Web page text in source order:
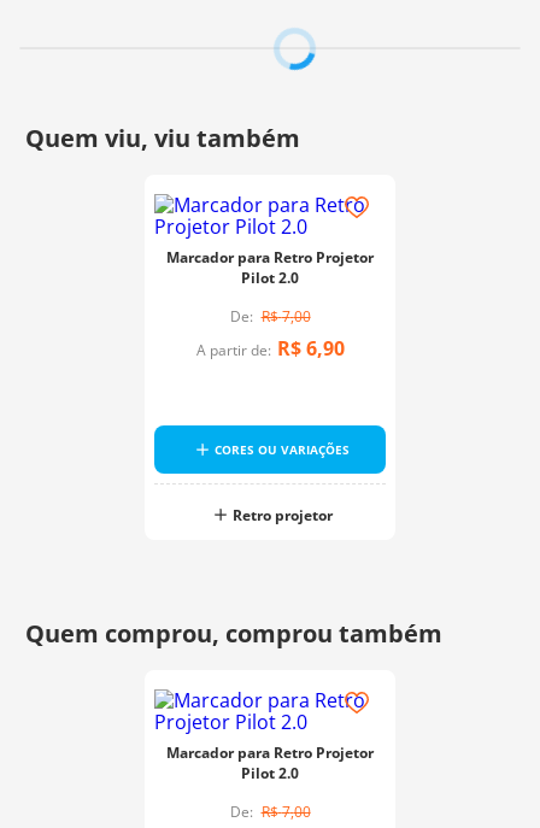
Marcador para Retro Projetor
Pilot 2.0
R$7,00
A partir de: R$ 6,90
CORES OU VARIAÇÕES
Retro projetor
Marcador para Retro Projetor
Pilot 2.0
R$7,00